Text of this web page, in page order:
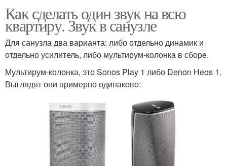
Как сделать один звук на всю
квартиру. Звук в санузле
Для санузла два варианта: либо отдельно динамик и
отдельно усилитель, либо мультирум-колонка в сборе.
Мультирум-колонка, это Sonos Play 1 либо Denon Heos 1.
Выглядят они примерно одинаково: